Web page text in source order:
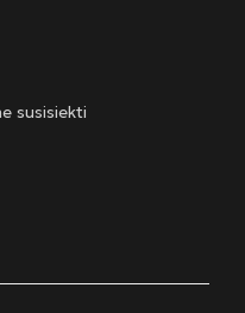
susisiekti